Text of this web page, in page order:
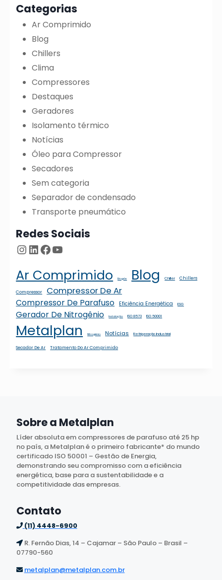
Categorias
Ar Comprimido
Blog
Chillers
Clima
Compressores
Destaques
Geradores
Isolamento térmico
Notícias
Óleo para Compressor
Secadores
Sem categoria
Separador de condensado
Transporte pneumático
Redes Sociais
Instagram
LinkedIn
Facebook
Youtube
Ar Comprimido Biogás Blog Chiller Chillers
Compressor Compressor De Ar
Compressor De Parafuso Eficiência Energética ESG
Gerador De Nitrogênio Instalação ISO 8573 ISO 50001
Metalplan Nitrogênio Notícias Refrigeração Industrial
Secador De Ar Tratamento Do Ar Comprimido
Sobre a Metalplan
Líder absoluta em compressores de parafuso até 25 hp
no país, a Metalplan é o primeiro fabricante* do mundo
certificado ISO 50001 – Gestão de Energia,
demonstrando seu compromisso com a eficiência
energética, base para a sustentabilidade e a
competitividade das empresas.
Contato
(11) 4448-6900
R. Fernão Dias, 14 – Cajamar – São Paulo – Brasil –
07790-560
metalplan@metalplan.com.br